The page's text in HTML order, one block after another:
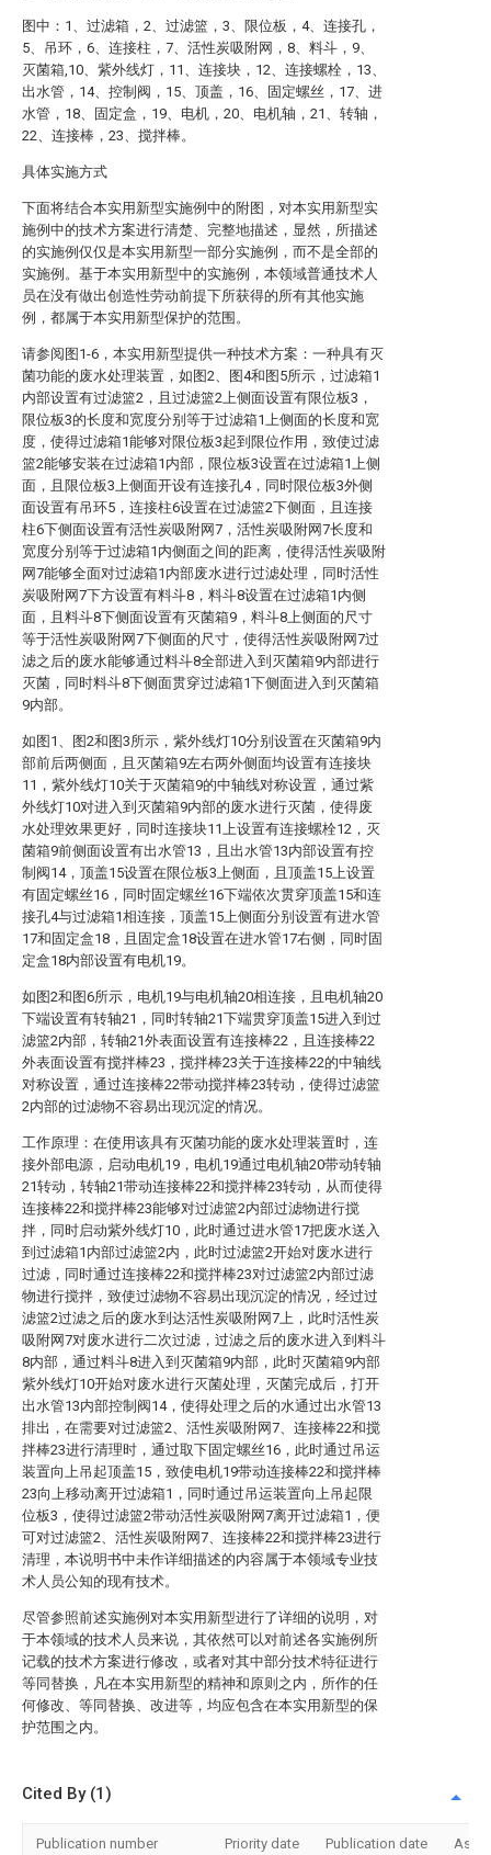
图中：1、过滤箱，2、过滤篮，3、限位板，4、连接孔，
5、吊环，6、连接柱，7、活性炭吸附网，8、料斗，9、
灭菌箱,10、紫外线灯，11、连接块，12、连接螺栓，13、
出水管，14、控制阀，15、顶盖，16、固定螺丝，17、进
水管，18、固定盒，19、电机，20、电机轴，21、转轴，
22、连接棒，23、搅拌棒。
具体实施方式
下面将结合本实用新型实施例中的附图，对本实用新型实
施例中的技术方案进行清楚、完整地描述，显然，所描述
的实施例仅仅是本实用新型一部分实施例，而不是全部的
实施例。基于本实用新型中的实施例，本领域普通技术人
员在没有做出创造性劳动前提下所获得的所有其他实施
例，都属于本实用新型保护的范围。
请参阅图1-6，本实用新型提供一种技术方案：一种具有灭
菌功能的废水处理装置，如图2、图4和图5所示，过滤箱1
内部设置有过滤篮2，且过滤篮2上侧面设置有限位板3，
限位板3的长度和宽度分别等于过滤箱1上侧面的长度和宽
度，使得过滤箱1能够对限位板3起到限位作用，致使过滤
篮2能够安装在过滤箱1内部，限位板3设置在过滤箱1上侧
面，且限位板3上侧面开设有连接孔4，同时限位板3外侧
面设置有吊环5，连接柱6设置在过滤篮2下侧面，且连接
柱6下侧面设置有活性炭吸附网7，活性炭吸附网7长度和
宽度分别等于过滤箱1内侧面之间的距离，使得活性炭吸附
网7能够全面对过滤箱1内部废水进行过滤处理，同时活性
炭吸附网7下方设置有料斗8，料斗8设置在过滤箱1内侧
面，且料斗8下侧面设置有灭菌箱9，料斗8上侧面的尺寸
等于活性炭吸附网7下侧面的尺寸，使得活性炭吸附网7过
滤之后的废水能够通过料斗8全部进入到灭菌箱9内部进行
灭菌，同时料斗8下侧面贯穿过滤箱1下侧面进入到灭菌箱
9内部。
如图1、图2和图3所示，紫外线灯10分别设置在灭菌箱9内
部前后两侧面，且灭菌箱9左右两外侧面均设置有连接块
11，紫外线灯10关于灭菌箱9的中轴线对称设置，通过紫
外线灯10对进入到灭菌箱9内部的废水进行灭菌，使得废
水处理效果更好，同时连接块11上设置有连接螺栓12，灭
菌箱9前侧面设置有出水管13，且出水管13内部设置有控
制阀14，顶盖15设置在限位板3上侧面，且顶盖15上设置
有固定螺丝16，同时固定螺丝16下端依次贯穿顶盖15和连
接孔4与过滤箱1相连接，顶盖15上侧面分别设置有进水管
17和固定盒18，且固定盒18设置在进水管17右侧，同时固
定盒18内部设置有电机19。
如图2和图6所示，电机19与电机轴20相连接，且电机轴20
下端设置有转轴21，同时转轴21下端贯穿顶盖15进入到过
滤篮2内部，转轴21外表面设置有连接棒22，且连接棒22
外表面设置有搅拌棒23，搅拌棒23关于连接棒22的中轴线
对称设置，通过连接棒22带动搅拌棒23转动，使得过滤篮
2内部的过滤物不容易出现沉淀的情况。
工作原理：在使用该具有灭菌功能的废水处理装置时，连
接外部电源，启动电机19，电机19通过电机轴20带动转轴
21转动，转轴21带动连接棒22和搅拌棒23转动，从而使得
连接棒22和搅拌棒23能够对过滤篮2内部过滤物进行搅
拌，同时启动紫外线灯10，此时通过进水管17把废水送入
到过滤箱1内部过滤篮2内，此时过滤篮2开始对废水进行
过滤，同时通过连接棒22和搅拌棒23对过滤篮2内部过滤
物进行搅拌，致使过滤物不容易出现沉淀的情况，经过过
滤篮2过滤之后的废水到达活性炭吸附网7上，此时活性炭
吸附网7对废水进行二次过滤，过滤之后的废水进入到料斗
8内部，通过料斗8进入到灭菌箱9内部，此时灭菌箱9内部
紫外线灯10开始对废水进行灭菌处理，灭菌完成后，打开
出水管13内部控制阀14，使得处理之后的水通过出水管13
排出，在需要对过滤篮2、活性炭吸附网7、连接棒22和搅
拌棒23进行清理时，通过取下固定螺丝16，此时通过吊运
装置向上吊起顶盖15，致使电机19带动连接棒22和搅拌棒
23向上移动离开过滤箱1，同时通过吊运装置向上吊起限
位板3，使得过滤篮2带动活性炭吸附网7离开过滤箱1，便
可对过滤篮2、活性炭吸附网7、连接棒22和搅拌棒23进行
清理，本说明书中未作详细描述的内容属于本领域专业技
术人员公知的现有技术。
尽管参照前述实施例对本实用新型进行了详细的说明，对
于本领域的技术人员来说，其依然可以对前述各实施例所
记载的技术方案进行修改，或者对其中部分技术特征进行
等同替换，凡在本实用新型的精神和原则之内，所作的任
何修改、等同替换、改进等，均应包含在本实用新型的保
护范围之内。
Cited By (1)
Publication number Priority date Publication date